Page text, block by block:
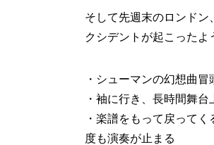
そして先週末のロンド
クシデントが起こったよ
・シューマンの幻想曲
・袖に行き、長時間舞
・楽譜をもって戻って
度も演奏が止まる